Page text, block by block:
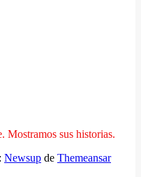
Mostramos sus historias.
Newsup de Themeansar